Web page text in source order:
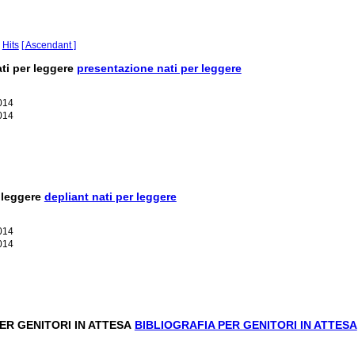
Hits [ Ascendant ]
presentazione nati per leggere
depliant nati per leggere
BIBLIOGRAFIA PER GENITORI IN ATTESA